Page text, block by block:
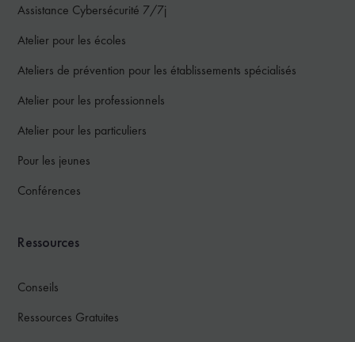
Assistance Cybersécurité 7/7j
Atelier pour les écoles
Ateliers de prévention pour les établissements spécialisés
Atelier pour les professionnels
Atelier pour les particuliers
Pour les jeunes
Conférences
Ressources
Conseils
Ressources Gratuites